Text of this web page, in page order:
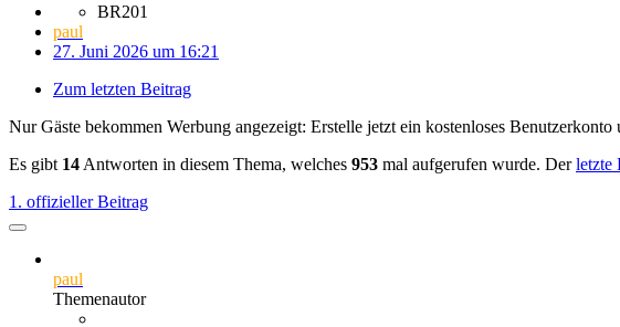
BR201
paul
27. Juni 2026 um 16:21
Zum letzten Beitrag
Nur Gäste bekommen Werbung angezeigt: Erstelle jetzt ein kostenloses
Es gibt 14 Antworten in diesem Thema, welches 953 mal aufgerufen wurde. Derletzte
1. offizieller Beitrag
paul
Themenautor